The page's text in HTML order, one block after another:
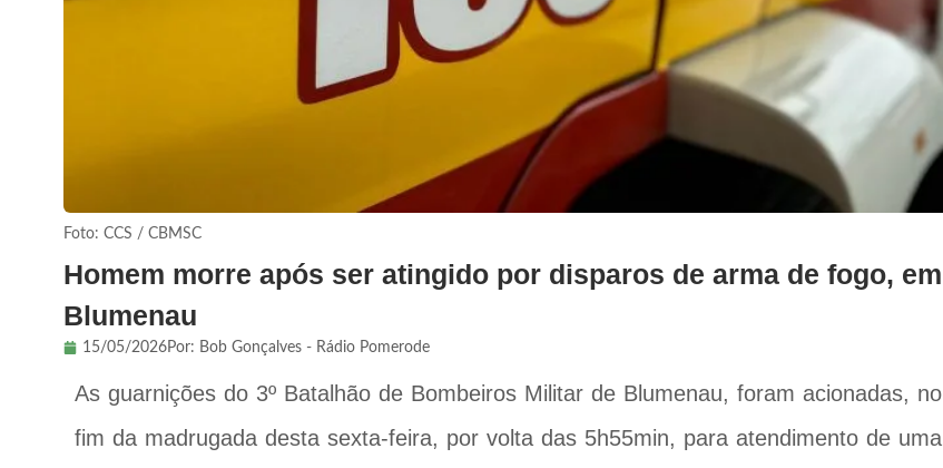
Foto: CCS / CBMSC
Homem morre após ser atingido por disparos de arma de fogo, em
Blumenau
15/05/2026Por: Bob Gonçalves - Rádio Pomerode
As guarnições do 3º Batalhão de Bombeiros Militar de Blumenau, foram acionadas, no
fim da madrugada desta sexta-feira, por volta das 5h55min, para atendimento de uma